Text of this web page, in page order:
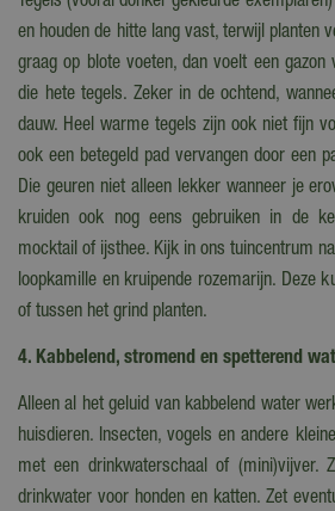
en houden de hitte lang vast, terwijl planten
graag op blote voeten, dan voelt een gazon
die hete tegels. Zeker in de ochtend,
dauw. Heel warme tegels zijn ook niet fijn
ook een betegeld pad vervangen door een
Die geuren niet alleen lekker wanneer je
kruiden ook nog eens gebruiken in de
mocktail of ijsthee. Kijk in ons tuincentrum
loopkamille en kruipende rozemarijn. Deze
of tussen het grind planten.
4. Kabbelend, stromend en spetterend
Alleen al het geluid van kabbelend water
huisdieren. Insecten, vogels en andere
met een drinkwaterschaal of (mini)vijver.
drinkwater voor honden en katten. Zet